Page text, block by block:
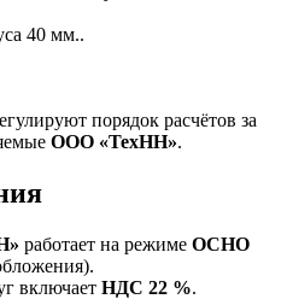
40 мм..
порядок расчётов за
ООО «ТехНН».
работает на режиме ОСНО
включает НДС 22 %.